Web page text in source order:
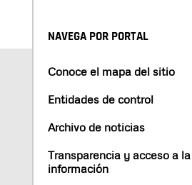
NAVEGA POR PORTAL
Conoce el mapa del sitio
Entidades de control
Archivo de noticias
Transparencia y acceso a la
información